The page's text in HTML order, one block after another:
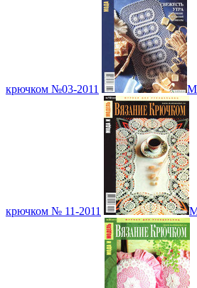
крючком №03-2011
крючком № 11-2011